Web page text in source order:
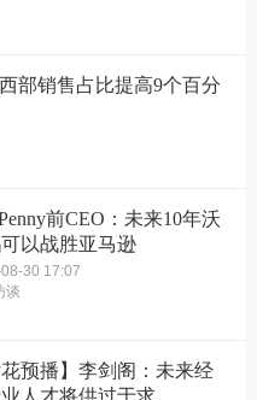
部销售占比提高9个百分
前CEO：未来10年沃
以战胜亚马逊
30 17:07
谈
花预播】李剑阁：未来经